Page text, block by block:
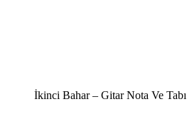
İkinci Bahar – Gitar Nota Ve Tabı